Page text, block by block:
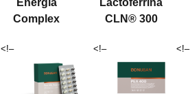
Energía
Complex
Lactoferrina
CLN® 300
<!– <!– <!–